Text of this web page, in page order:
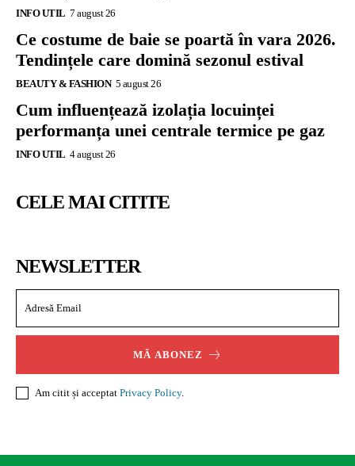
INFO UTIL 7 august 26
Ce costume de baie se poartă în vara 2026.
Tendințele care domină sezonul estival
BEAUTY & FASHION 5 august 26
Cum influențează izolația locuinței
performanța unei centrale termice pe gaz
INFO UTIL 4 august 26
CELE MAI CITITE
NEWSLETTER
MĂ ABONEZ
Am citit și acceptat Privacy Policy.